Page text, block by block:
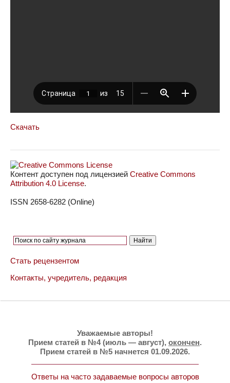
Скачать
Контент доступен под лицензией Creative Commons
Attribution 4.0 License.
ISSN 2658-6282 (Online)
Стать рецензентом
Контакты, учредитель, редакция
Уважаемые авторы!
Прием статей в №4 (июль — август), окончен.
Прием статей в №5 начнется 01.09.2026.
Ответы на часто задаваемые вопросы авторов